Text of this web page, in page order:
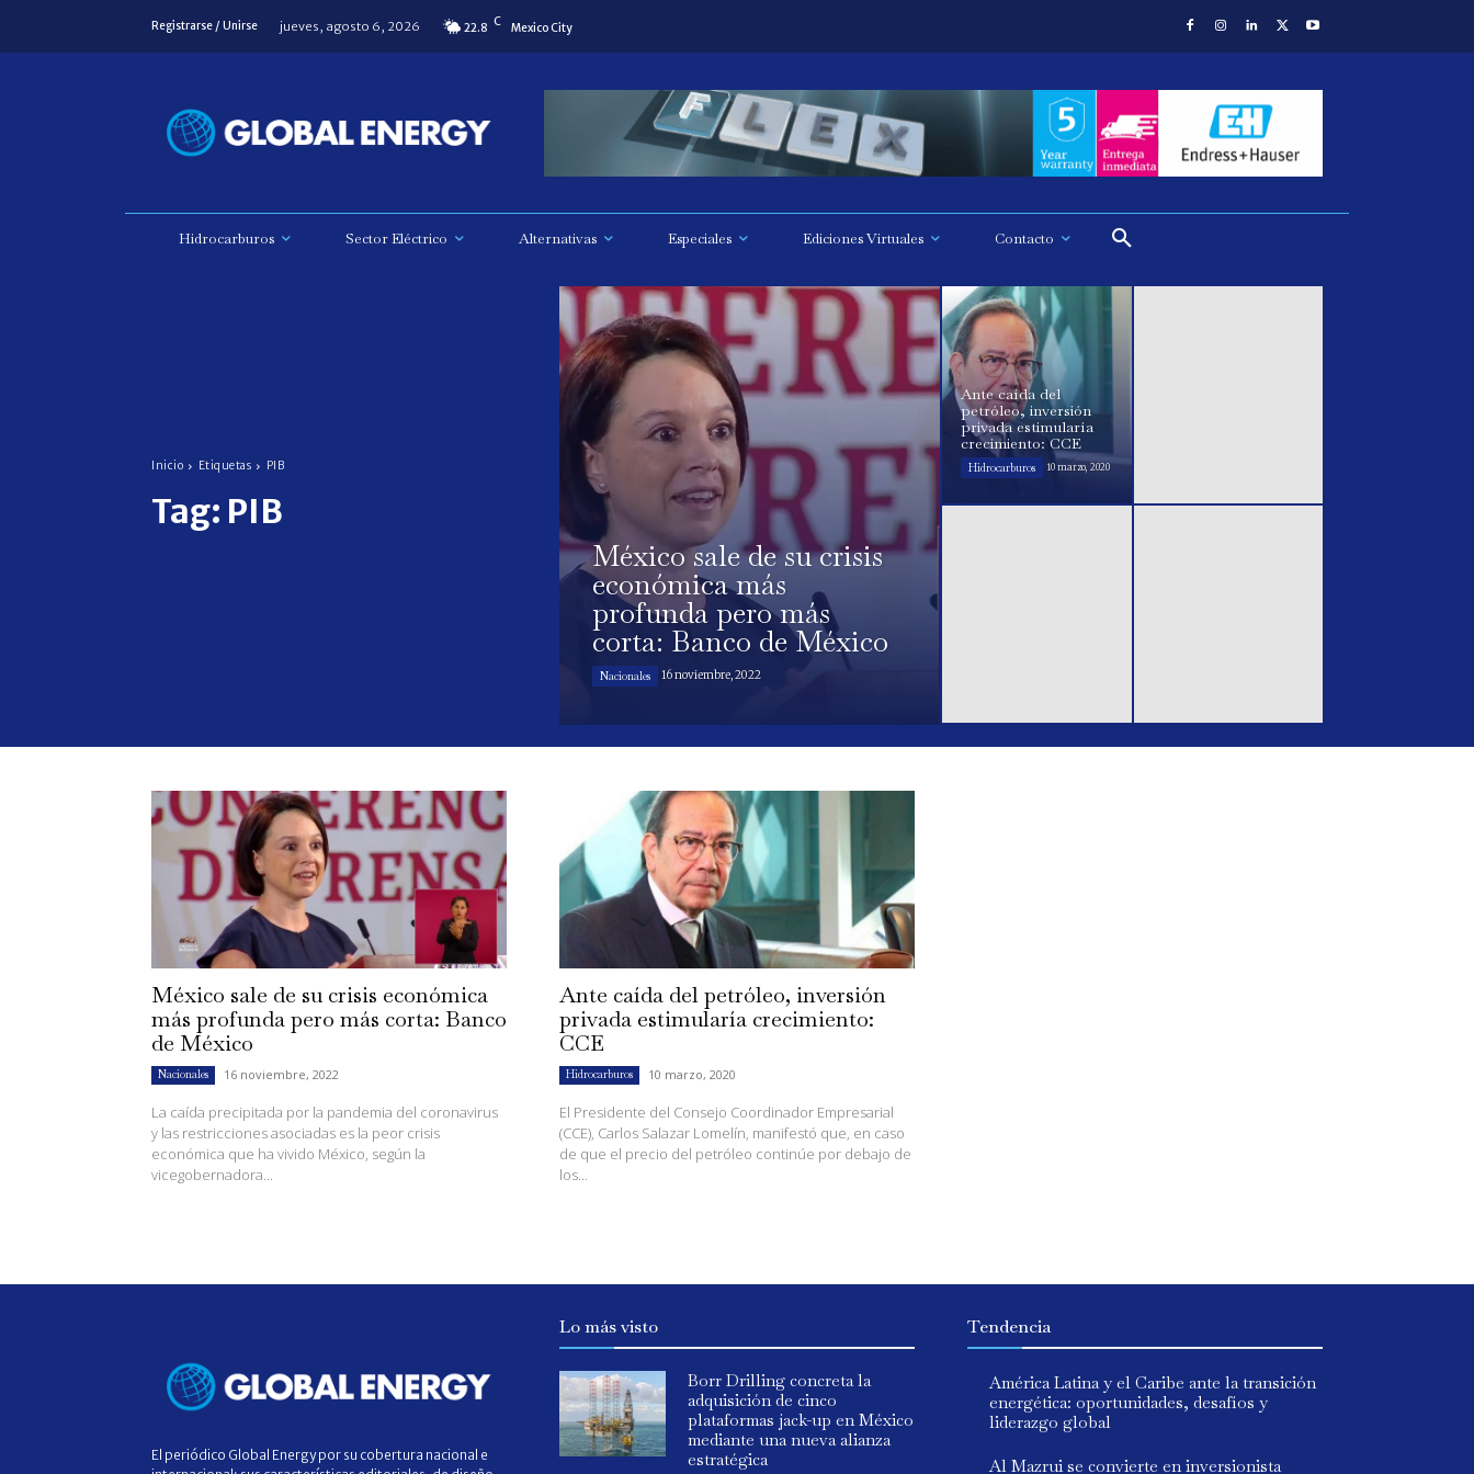
Registrarse / Unirse jueves, agosto 6, 2026 22.8 C Mexico City
Hidrocarburos Sector Eléctrico Alternativas Especiales Ediciones Virtuales Contacto
Inicio Etiquetas PIB
Tag: PIB
México sale de su crisis
económica más
profunda pero más
corta: Banco de México
Nacionales 16 noviembre, 2022
Ante caída del
petróleo, inversión
privada estimularía
crecimiento: CCE
Hidrocarburos 10 marzo, 2020
México sale de su crisis económica
más profunda pero más corta: Banco
de México
Nacionales 16 noviembre, 2022
La caída precipitada por la pandemia del coronavirus
y las restricciones asociadas es la peor crisis
económica que ha vivido México, según la
vicegobernadora...
Ante caída del petróleo, inversión
privada estimularía crecimiento:
CCE
Hidrocarburos 10 marzo, 2020
El Presidente del Consejo Coordinador Empresarial
(CCE), Carlos Salazar Lomelín, manifestó que, en caso
de que el precio del petróleo continúe por debajo de
los...
El periódico Global Energy por su cobertura nacional e
Lo más visto
Borr Drilling concreta la
adquisición de cinco
plataformas jack-up en México
mediante una nueva alianza
estratégica
Tendencia
América Latina y el Caribe ante la transición
energética: oportunidades, desafíos y
liderazgo global
Al Mazrui se convierte en inversionista